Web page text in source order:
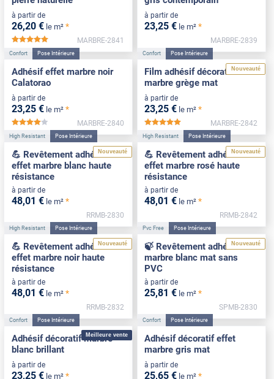
à partir de
26,20 € le m² *
MARBRE-2841
à partir de
23,25 € le m² *
MARBRE-2839
Confort Pose Intérieure
Adhésif effet marbre noir
Calatorao
à partir de
23,25 € le m² *
*****
MARBRE-2840
Nouveauté
Confort Pose Intérieure
Film adhésif décoratif effet
marbre grège mat
à partir de
23,25 € le m² *
MARBRE-2842
Nouveauté
High Resistant Pose Intérieure
💪 Revêtement adhésif
effet marbre blanc haute
résistance
à partir de
48,01 € le m² *
RRMB-2830
Nouveauté
High Resistant Pose Intérieure
💪 Revêtement adhésif
effet marbre rosé haute
résistance
à partir de
48,01 € le m² *
RRMB-2842
Nouveauté
High Resistant Pose Intérieure
💪 Revêtement adhésif
effet marbre noir haute
résistance
à partir de
48,01 € le m² *
RRMB-2832
Nouveauté
Pvc Free Pose Intérieure
🍃 Revêtement adhésif
marbre blanc mat sans
PVC
à partir de
25,81 € le m² *
SPMB-2830
Meilleure vente
Confort Pose Intérieure
Adhésif décoratif marbre
blanc brillant
à partir de
23,25 € le m² *
Confort Pose Intérieure
Adhésif décoratif effet
marbre gris mat
à partir de
25,65 € le m² *